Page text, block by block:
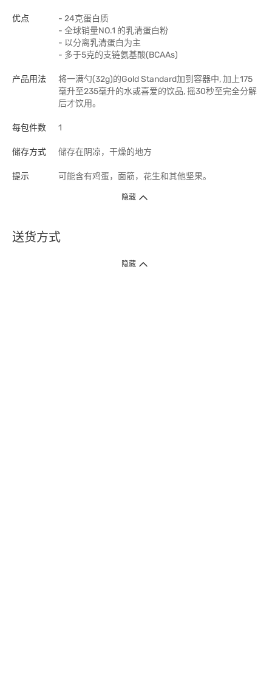
优点
- 24克蛋白质
- 全球销量NO.1 的乳清蛋白粉
- 以分离乳清蛋白为主
- 多于5克的支链氨基酸(BCAAs)
产品用法
将一满勺(32g)的Gold Standard加到容器中, 加上175
毫升至235毫升的水或喜爱的饮品, 摇30秒至完全分解
后才饮用。
每包件数 1
储存方式 储存在阴凉，干燥的地方
提示 可能含有鸡蛋，面筋，花生和其他坚果。
隐藏
送货方式
1. 送货到府（受卫生署条例规管产品除外 ）
隐藏